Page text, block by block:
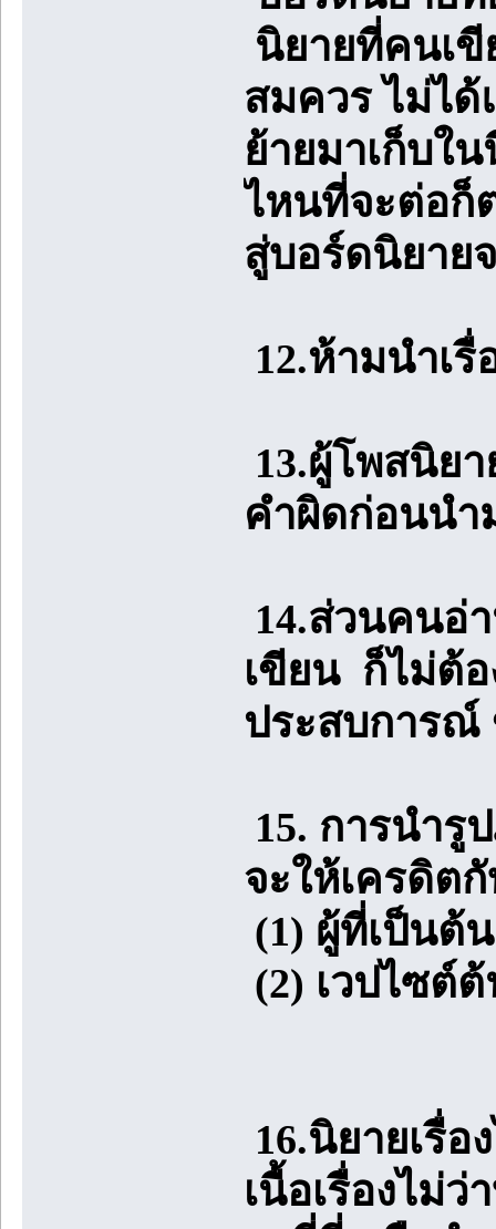
นิยายที่คนเ
สมควร ไม่ได้
ย้ายมาเก็บใ
ไหนที่จะต่อก็
สู่บอร์ดนิยาย
12.ห้ามนำเ
13.ผู้โพสนิย
คำผิดก่อนนำ
14.ส่วนคนอ่
เขียน ก็ไม่ต้อ
ประสบการณ์
15. การนำรู
จะให้เครดิต
(1) ผู้ที่เป็นต้
(2) เวปไซต์
16.นิยายเรื่
เนื้อเรื่องไม่